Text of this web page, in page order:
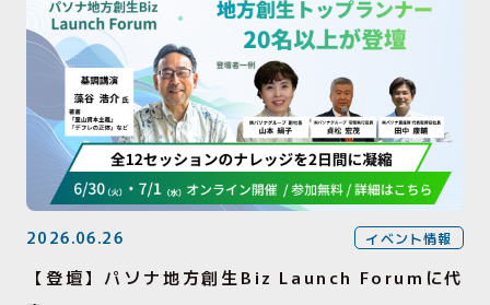
2026.06.26 イベント情報
【登壇】パソナ地方創生Biz Launch Forumに代